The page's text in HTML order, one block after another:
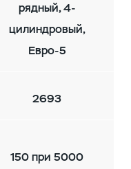
рядный, 4-
цилиндровый,
Евро-5
2693
150 при 5000